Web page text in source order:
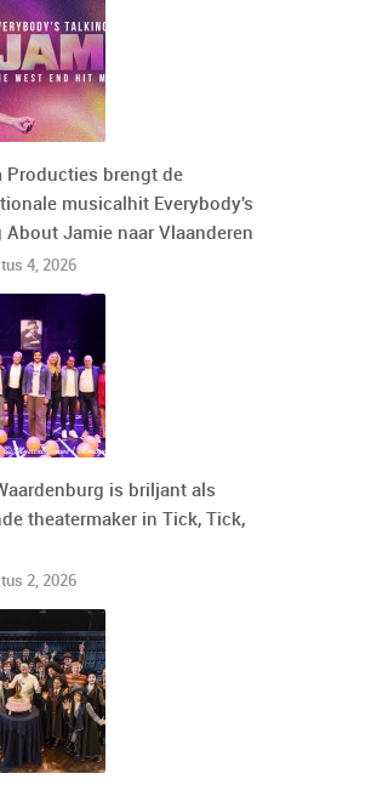
Producties brengt de
musicalhit Everybody's
About Jamie naar Vlaanderen
4, 2026
is briljant als
theatermaker in Tick, Tick,
2, 2026